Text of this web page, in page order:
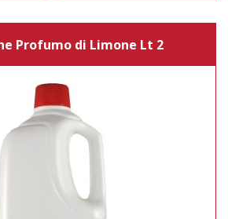
Profumo di Limone Lt 2